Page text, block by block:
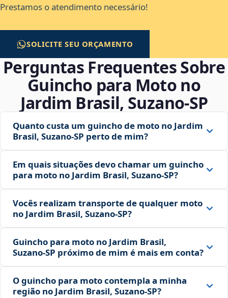
Prestamos o atendimento necessário!
SOLICITE SEU ORÇAMENTO
Perguntas Frequentes Sobre
Guincho para Moto no
Jardim Brasil, Suzano‑SP
Quanto custa um guincho de moto no Jardim
Brasil, Suzano‑SP perto de mim?
Em quais situações devo chamar um guincho
para moto no Jardim Brasil, Suzano‑SP?
Vocês realizam transporte de qualquer moto
no Jardim Brasil, Suzano‑SP?
Guincho para moto no Jardim Brasil,
Suzano‑SP próximo de mim é mais em conta?
O guincho para moto contempla a minha
região no Jardim Brasil, Suzano‑SP?